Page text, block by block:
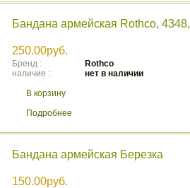
Бандана армейская Rothco,
250.00руб.
Бренд :
Rothco
наличие :
нет в наличии
В корзину
Подробнее
Бандана армейская Березка
150.00руб.